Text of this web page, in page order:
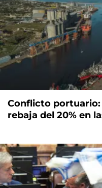
Conflicto portuario:
rebaja del 20% en